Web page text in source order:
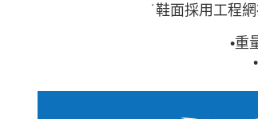
˙鞋面採用工程
•重
•